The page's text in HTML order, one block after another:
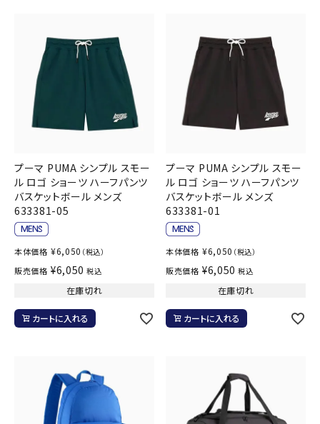
プーマ PUMA シンプル スモー
ル ロゴ ショーツ ハーフパンツ
バスケットボール メンズ
633381-05
本体価格 ¥6,050 （税込）
販売価格 ¥6,050 税込
在庫切れ
カートに入れる
プーマ PUMA シンプル スモー
ル ロゴ ショーツ ハーフパンツ
バスケットボール メンズ
633381-01
本体価格 ¥6,050 （税込）
販売価格 ¥6,050 税込
在庫切れ
カートに入れる